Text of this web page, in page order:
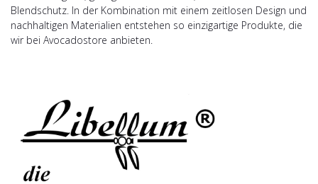
Blendschutz. In der Kombination mit einem zeitlosen Design und
nachhaltigen Materialien entstehen so einzigartige Produkte, die
wir bei Avocadostore anbieten.